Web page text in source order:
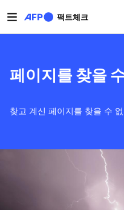
팩트체크
페이지를 찾을
찾고 계신 페이지를 찾을 수